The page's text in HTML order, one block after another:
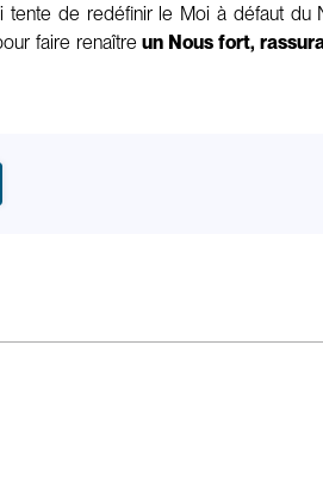
tente de redéfinir le Moi à défaut du
faire renaîtreun Nous fort,